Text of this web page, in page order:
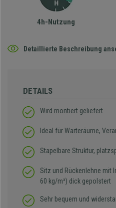
4h-Nutzung
Detaillierte Beschreibung
DETAILS
Wird montiert geliefert
Ideal für Warteräume,
Stapelbare Struktur,
Sitz und Rückenlehne mit
60 kg/m³) dick gepolstert
Sehr bequem und